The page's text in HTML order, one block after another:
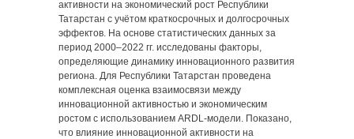
активности на экономический рост Республики
Татарстан с учётом краткосрочных и долгосрочных
эффектов. На основе статистических данных за
период 2000‒2022 гг. исследованы факторы,
определяющие динамику инновационного развития
региона. Для Республики Татарстан проведена
комплексная оценка взаимосвязи между
инновационной активностью и экономическим
ростом с использованием ARDL-модели. Показано,
что влияние инновационной активности на